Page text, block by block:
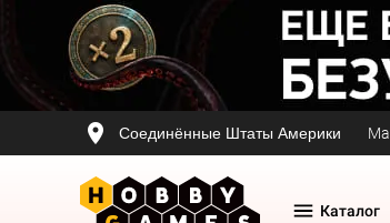
Соединённые Штаты Америки
Каталог